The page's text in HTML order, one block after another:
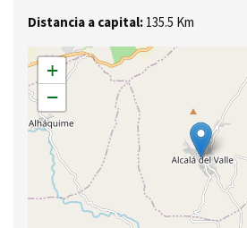
Distancia a capital: 135.5 Km
+
−